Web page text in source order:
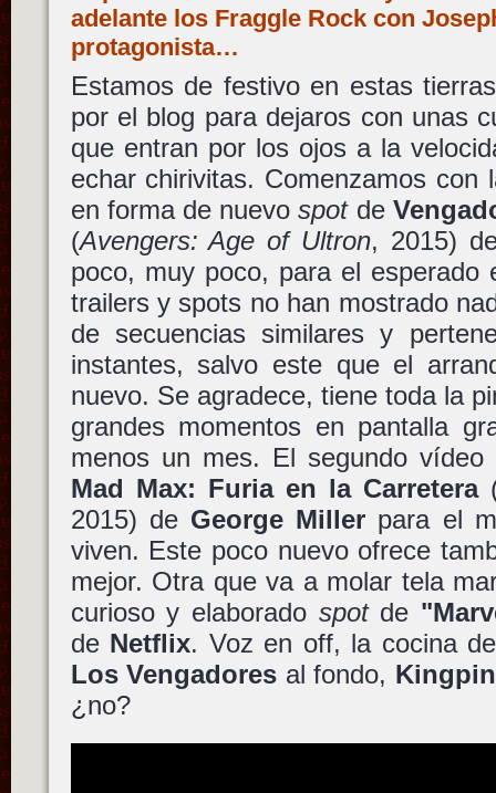
adelante los Fraggle Rock con
protagonista…
Estamos de festivo en estas
por el blog para dejaros con unas
que entran por los ojos a la
echar chirivitas. Comenzamos con
en forma de nuevospotde
(Avengers: Age of Ultron, 2015)
poco, muy poco, para el esperado
trailers y spots no han mostrado
de secuencias similares y
instantes, salvo este que el
nuevo. Se agradece, tiene toda la
grandes momentos en pantalla
menos un mes. El segundo
Mad Max: Furia en la Carretera
2015) de George Miller para el
viven. Este poco nuevo ofrece
mejor. Otra que va a molar tela
curioso y elaborado spotde
de Netflix. Voz en off, la cocina
Los Vengadores al fondo, Kingpin
¿no?